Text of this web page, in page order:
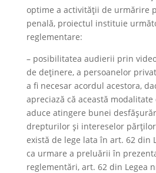
optime a activității de urmărire
penală, proiectul instituie
reglementare:
– posibilitatea audierii prin
de deținere, a persoanelor
a fi necesar acordul acestora,
apreciază că această
aduce atingere bunei
drepturilor și intereselor
există de lege lata în art. 62 din
ca urmare a preluării în
reglementări, art. 62 din Legea